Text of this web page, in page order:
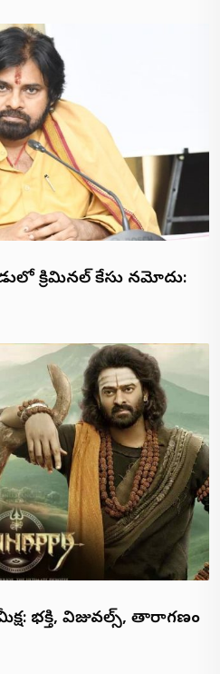
క్రిమినల్ కేసు నమోదు:
భక్తి, విజువల్స్, తారాగణం